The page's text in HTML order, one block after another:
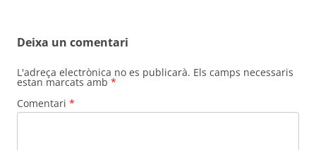
Deixa un comentari
L'adreça electrònica no es publicarà. Els camps necessaris
estan marcats amb *
Comentari *